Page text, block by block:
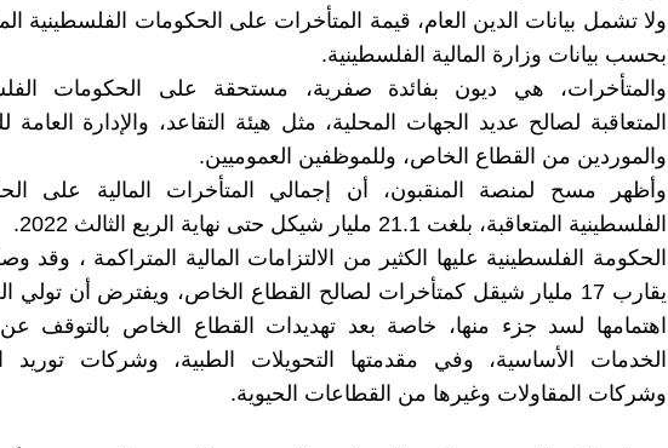
ولا تشمل بيانات الدين العام، قيمة المتأخرات على الحكومات الفلسطينية
بحسب بيانات وزارة المالية الفلسطينية.
والمتأخرات، هي ديون بفائدة صفرية، مستحقة على الحكومات
المتعاقبة لصالح عديد الجهات المحلية، مثل هيئة التقاعد، والإدارة العامة
والموردين من القطاع الخاص، وللموظفين العموميين.
وأظهر مسح لمنصة المنقبون، أن إجمالي المتأخرات المالية على
الفلسطينية المتعاقبة، بلغت 21.1 مليار شيكل حتى نهاية الربع الثالث 2022.
الحكومة الفلسطينية عليها الكثير من الالتزامات المالية المتراكمة ، وقد
يقارب 17 مليار شيقل كمتأخرات لصالح القطاع الخاص، ويفترض أن تولي
اهتمامها لسد جزء منها، خاصة بعد تهديدات القطاع الخاص بالتوقف
الخدمات الأساسية، وفي مقدمتها التحويلات الطبية، وشركات توريد
وشركات المقاولات وغيرها من القطاعات الحيوية.